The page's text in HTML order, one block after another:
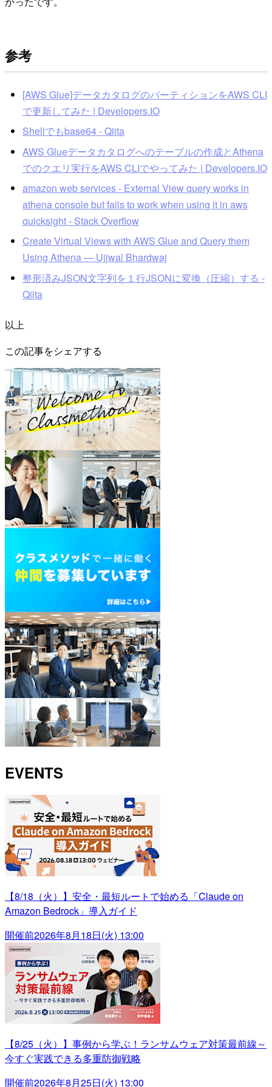
参考
[AWS Glue]データカタログのパーティションをAWS CLI
で更新してみた | Developers.IO
Shellでもbase64 - Qiita
AWS Glueデータカタログへのテーブルの作成とAthena
でのクエリ実行をAWS CLIでやってみた | Developers.IO
amazon web services - External View query works in
athena console but fails to work when using it in aws
quicksight - Stack Overflow
Create Virtual Views with AWS Glue and Query them
Using Athena — Ujjwal Bhardwaj
整形済みJSON文字列を１行JSONに変換（圧縮）する -
Qiita
以上
この記事をシェアする
EVENTS
【8/18（火）】安全・最短ルートで始める「Claude on
Amazon Bedrock」導入ガイド
開催前2026年8月18日(火) 13:00
【8/25（火）】事例から学ぶ！ランサムウェア対策最前線～
今すぐ実践できる多重防御戦略
開催前2026年8月25日(火) 13:00